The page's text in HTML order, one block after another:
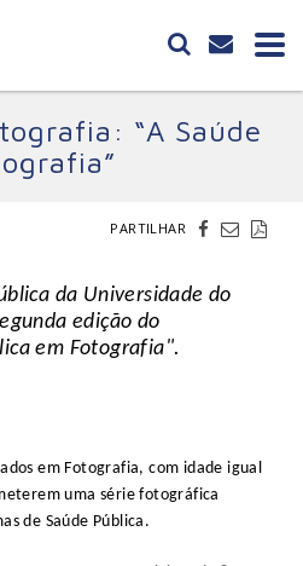
“A Saúde
PARTILHAR
da Universidade do
edição do
em Fotografia".
em Fotografia, com idade igual
uma série fotográfica
de Saúde Pública.